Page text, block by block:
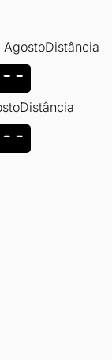
Distância
Distância